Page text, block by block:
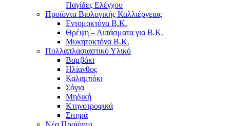
Παγίδες Ελέγχου
Προϊόντα Βιολογικής Καλλιέργειας
Εντομοκτόνα Β.Κ.
Θρέψη – Λιπάσματα για Β.Κ.
Μυκητοκτόνα Β.Κ.
Πολλαπλασιαστικό Υλικό
Βαμβάκι
Ηλίανθος
Καλαμπόκι
Σόγια
Μηδική
Κτηνοτροφικά
Σιτηρά
Νέα Προϊόντα